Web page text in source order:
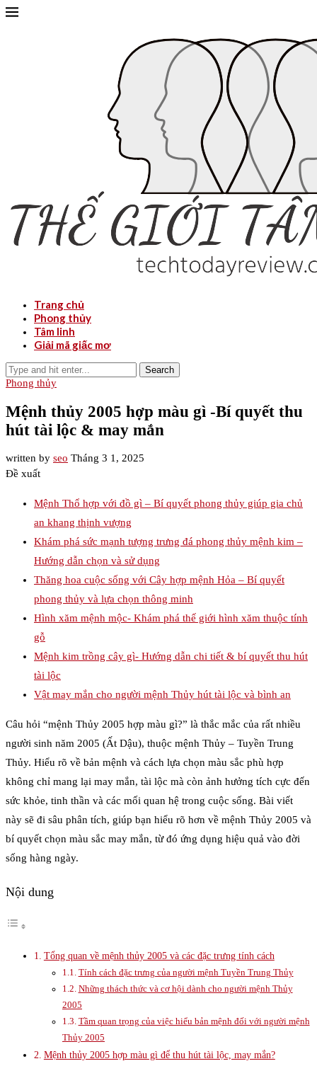
Trang chủ
Phong thủy
Tâm linh
Giải mã giấc mơ
Search
Phong thủy
Mệnh thủy 2005 hợp màu gì -Bí quyết thu
hút tài lộc & may mắn
written by seo Tháng 3 1, 2025
Đề xuất
Mệnh Thổ hợp với đồ gì – Bí quyết phong thủy giúp gia chủ
an khang thịnh vượng
Khám phá sức mạnh tượng trưng đá phong thủy mệnh kim –
Hướng dẫn chọn và sử dụng
Thăng hoa cuộc sống với Cây hợp mệnh Hỏa – Bí quyết
phong thủy và lựa chọn thông minh
Hình xăm mệnh mộc- Khám phá thế giới hình xăm thuộc tính
gỗ
Mệnh kim trồng cây gì- Hướng dẫn chi tiết & bí quyết thu hút
tài lộc
Vật may mắn cho người mệnh Thủy hút tài lộc và bình an
Câu hỏi “mệnh Thủy 2005 hợp màu gì?” là thắc mắc của rất nhiều
người sinh năm 2005 (Ất Dậu), thuộc mệnh Thủy – Tuyền Trung
Thủy. Hiểu rõ về bản mệnh và cách lựa chọn màu sắc phù hợp
không chỉ mang lại may mắn, tài lộc mà còn ảnh hưởng tích cực đến
sức khỏe, tinh thần và các mối quan hệ trong cuộc sống. Bài viết
này sẽ đi sâu phân tích, giúp bạn hiểu rõ hơn về mệnh Thủy 2005 và
bí quyết chọn màu sắc may mắn, từ đó ứng dụng hiệu quả vào đời
sống hàng ngày.
Nội dung
Tổng quan về mệnh thủy 2005 và các đặc trưng tính cách
Tính cách đặc trưng của người mệnh Tuyền Trung Thủy
Những thách thức và cơ hội dành cho người mệnh Thủy
2005
Tầm quan trọng của việc hiểu bản mệnh đối với người mệnh
Thủy 2005
Mệnh thủy 2005 hợp màu gì để thu hút tài lộc, may mắn?